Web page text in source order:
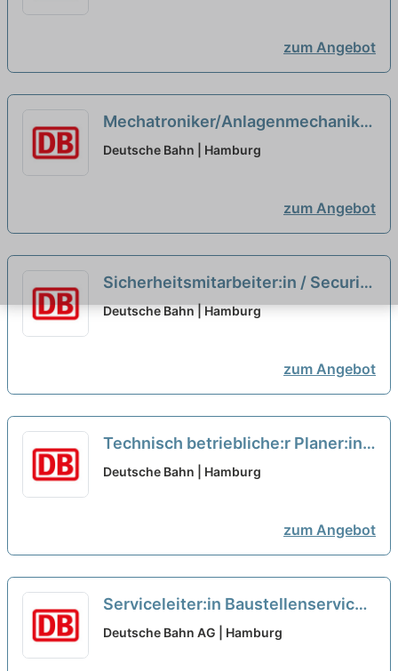
zum Angebot
Mechatroniker/Anlagenmechaniker
als Facharbeiter Infrastruktur
Deutsche Bahn | Hamburg
zum Angebot
Sicherheitsmitarbeiter:in / Security
Mitarbeiter:in neu
Deutsche Bahn | Hamburg
zum Angebot
Technisch betriebliche:r Planer:in
Fahrbahn neu
Deutsche Bahn | Hamburg
zum Angebot
Serviceleiter:in Baustellenservice
neu
Deutsche Bahn AG | Hamburg